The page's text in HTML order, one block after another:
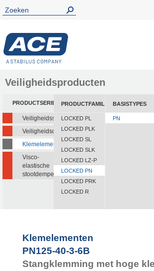
Veiligheidsproducten
PRODUCTSERIE
Veiligheidsstootdempers
Veiligheidsdempers
Klemelementen
Visco-
elastische
stootdempers
PRODUCTFAMILIE
LOCKED PL
LOCKED PLK
LOCKED SL
LOCKED SLK
LOCKED LZ-P
LOCKED PN
LOCKED PRK
LOCKED R
BASISTYPES
PN
Klemelementen
PN125-40-3-6B
Stangklemming met hoge